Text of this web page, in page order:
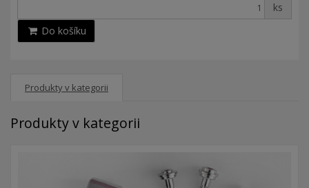
ks
Do košíku
Produkty v kategorii
Produkty v kategorii